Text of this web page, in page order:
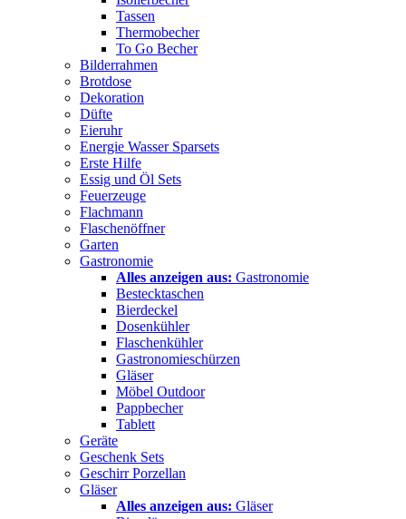
Tassen
Thermobecher
To Go Becher
Bilderrahmen
Brotdose
Dekoration
Düfte
Eieruhr
Energie Wasser Sparsets
Erste Hilfe
Essig und Öl Sets
Feuerzeuge
Flachmann
Flaschenöffner
Garten
Gastronomie
Alles anzeigen aus: Gastronomie
Bestecktaschen
Bierdeckel
Dosenkühler
Flaschenkühler
Gastronomieschürzen
Gläser
Möbel Outdoor
Pappbecher
Tablett
Geräte
Geschenk Sets
Geschirr Porzellan
Gläser
Alles anzeigen aus: Gläser